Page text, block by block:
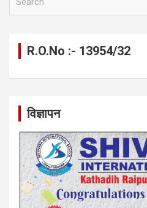
R.O.No :- 13954/32
विज्ञापन